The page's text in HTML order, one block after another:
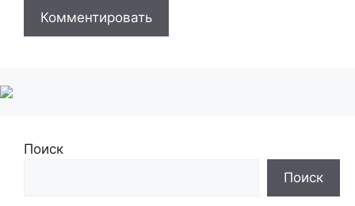
Поиск
Поиск